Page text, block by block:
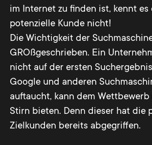
im Internet zu finden ist, kennt es
potenzielle Kunde nicht!
Die Wichtigkeit der
GROßgeschrieben. Ein
nicht auf der ersten
Google und anderen
auftaucht, kann dem
Stirn bieten. Denn dieser hat die
Zielkunden bereits abgegriffen.